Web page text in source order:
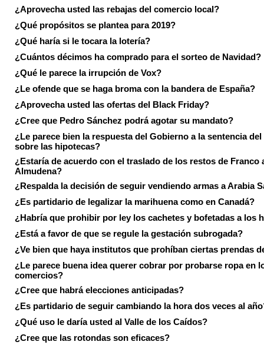
¿Aprovecha usted las rebajas del comercio local?
¿Qué propósitos se plantea para 2019?
¿Qué haría si le tocara la lotería?
¿Cuántos décimos ha comprado para el sorteo de Navidad?
¿Qué le parece la irrupción de Vox?
¿Le ofende que se haga broma con la bandera de España?
¿Aprovecha usted las ofertas del Black Friday?
¿Cree que Pedro Sánchez podrá agotar su mandato?
¿Le parece bien la respuesta del Gobierno a la sentencia
sobre las hipotecas?
¿Estaría de acuerdo con el traslado de los restos de Franco
Almudena?
¿Respalda la decisión de seguir vendiendo armas a Arabia
¿Es partidario de legalizar la marihuena como en Canadá?
¿Habría que prohibir por ley los cachetes y bofetadas a los
¿Está a favor de que se regule la gestación subrogada?
¿Ve bien que haya institutos que prohíban ciertas prendas
¿Le parece buena idea querer cobrar por probarse ropa en
comercios?
¿Cree que habrá elecciones anticipadas?
¿Es partidario de seguir cambiando la hora dos veces al
¿Qué uso le daría usted al Valle de los Caídos?
¿Cree que las rotondas son eficaces?